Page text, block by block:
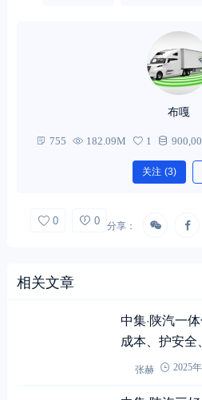
布嘎
755 182.09M 1
关注 (3)
0 0 分享：
相关文章
中集·陕汽一
成本、护安全
张赫 2025